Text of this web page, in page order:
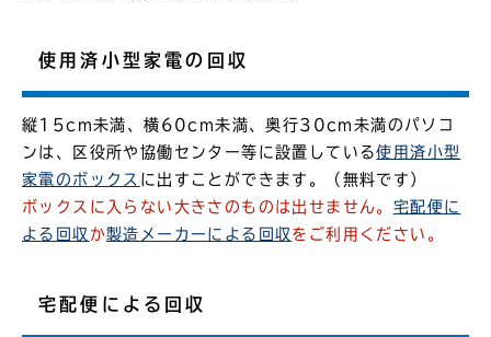
使用済小型家電の回収
縦15cm未満、横60cm未満、奥行30cm未満のパソコ
ンは、区役所や協働センター等に設置している使用済小型
家電のボックス に出すことができます。（無料です）
ボックスに入らない大きさのものは出せません。 宅配便に
よる回収 か製造メーカーによる回収 をご利用ください。
宅配便による回収